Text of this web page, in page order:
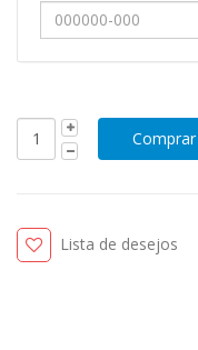
Lista de desejos